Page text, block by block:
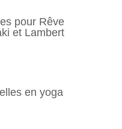
pour Rêve
et Lambert
en yoga